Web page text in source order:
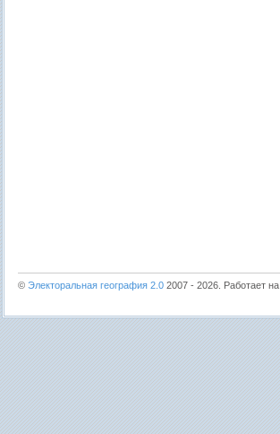
© Электоральная география 2.0 2007 - 2026. Работает на